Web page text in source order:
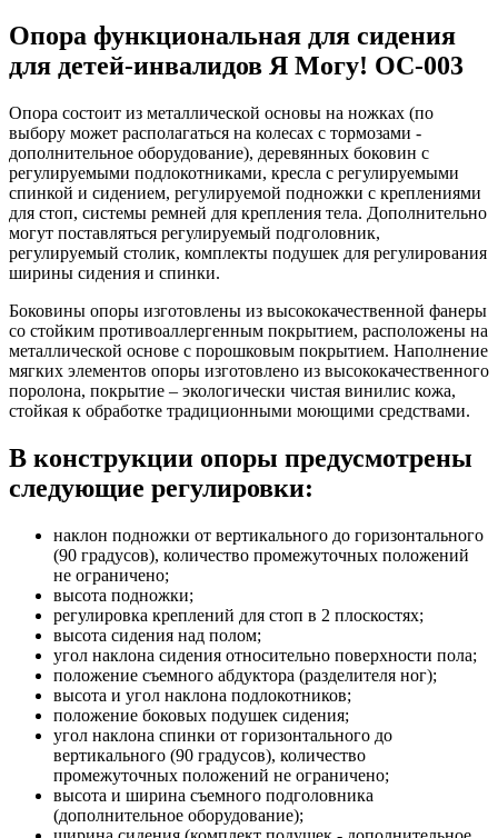
Опора функциональная для сидения
для детей-инвалидов Я Могу! ОС-003
Опора состоит из металлической основы на ножках (по
выбору может располагаться на колесах с тормозами -
дополнительное оборудование), деревянных боковин с
регулируемыми подлокотниками, кресла с регулируемыми
спинкой и сидением, регулируемой подножки с креплениями
для стоп, системы ремней для крепления тела. Дополнительно
могут поставляться регулируемый подголовник,
регулируемый столик, комплекты подушек для регулирования
ширины сидения и спинки.
Боковины опоры изготовлены из высококачественной фанеры
со стойким противоаллергенным покрытием, расположены на
металлической основе с порошковым покрытием. Наполнение
мягких элементов опоры изготовлено из высококачественного
поролона, покрытие – экологически чистая винилис кожа,
стойкая к обработке традиционными моющими средствами.
В конструкции опоры предусмотрены
следующие регулировки:
наклон подножки от вертикального до горизонтального
(90 градусов), количество промежуточных положений
не ограничено;
высота подножки;
регулировка креплений для стоп в 2 плоскостях;
высота сидения над полом;
угол наклона сидения относительно поверхности пола;
положение съемного абдуктора (разделителя ног);
высота и угол наклона подлокотников;
положение боковых подушек сидения;
угол наклона спинки от горизонтального до
вертикального (90 градусов), количество
промежуточных положений не ограничено;
высота и ширина съемного подголовника
(дополнительное оборудование);